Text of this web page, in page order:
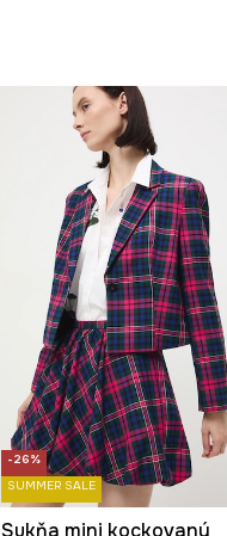
-26%
SUMMER SALE
Sukňa mini kockovaný